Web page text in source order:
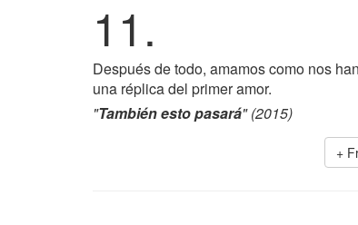
11.
Después de todo, amamos como nos
una réplica del primer amor.
"También esto pasará" (2015)
+